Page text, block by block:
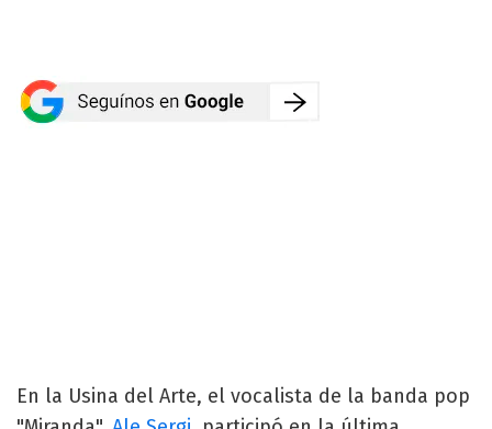
En la Usina del Arte, el vocalista de la banda pop